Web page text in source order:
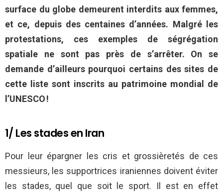
surface du globe demeurent interdits aux femmes,
et ce, depuis des centaines d’années. Malgré les
protestations, ces exemples de ségrégation
spatiale ne sont pas près de s’arrêter. On se
demande d’ailleurs pourquoi certains des sites de
cette liste sont inscrits au patrimoine mondial de
l’UNESCO !
1/ Les stades en Iran
Pour leur épargner les cris et grossièretés de ces
messieurs, les supportrices iraniennes doivent éviter
les stades, quel que soit le sport. Il est en effet